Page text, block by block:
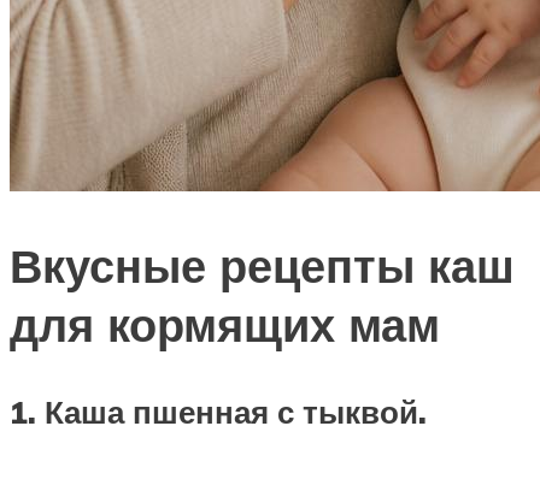
Вкусные рецепты каш
для кормящих мам
1. Каша пшенная с тыквой.